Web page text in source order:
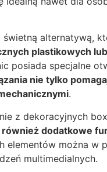
alternatywą,
plastikowych
posiada specjalne
nie tylko
.
z dekoracyjnych
dodatkowe
elementów można w
multimedialnych.